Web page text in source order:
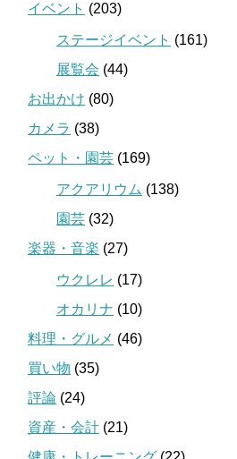
イベント (203)
ステージイベント (161)
展覧会 (44)
お出かけ (80)
カメラ (38)
ペット・園芸 (169)
アクアリウム (138)
園芸 (32)
楽器・音楽 (27)
ウクレレ (17)
オカリナ (10)
料理・グルメ (46)
買い物 (35)
評論 (24)
資産・会計 (21)